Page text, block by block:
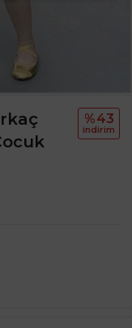
%43
i̇ndi̇ri̇m